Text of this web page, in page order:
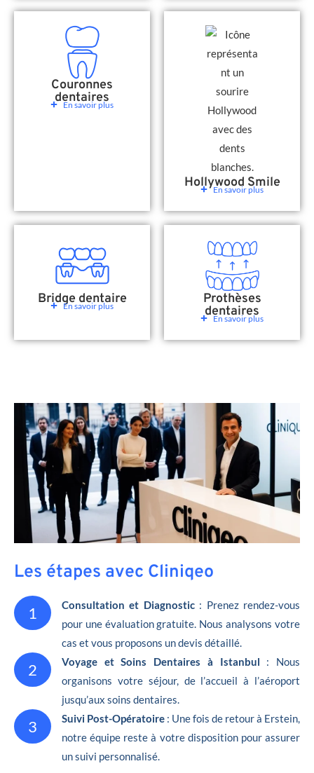
Couronnes
dentaires
En savoir plus
Hollywood Smile
En savoir plus
Bridge dentaire
En savoir plus Prothèses
dentaires
En savoir plus
Les étapes avec Cliniqeo
1 Consultation et Diagnostic: Prenez rendez-vous
pour une évaluation gratuite. Nous analysons votre
cas et vous proposons un devis détaillé.
2 Voyage et Soins Dentaires à Istanbul : Nous
organisons votre séjour, de l’accueil à l’aéroport
jusqu’aux soins dentaires.
3 Suivi Post-Opératoire : Une fois de retour à Erstein,
notre équipe reste à votre disposition pour assurer
un suivi personnalisé.